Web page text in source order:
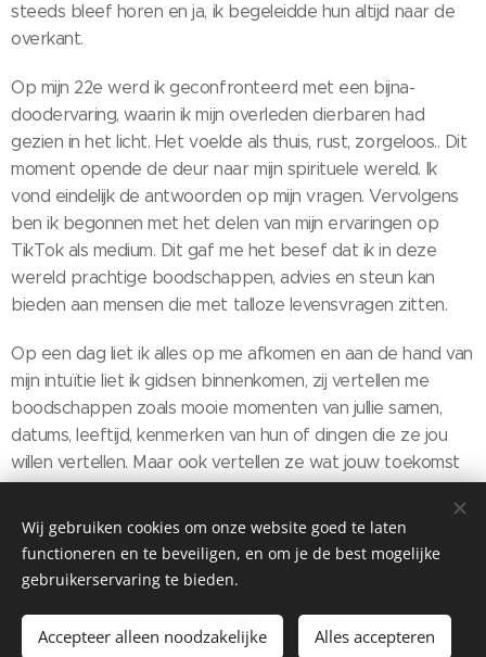
steeds bleef horen en ja, ik begeleidde hun altijd naar de
overkant.
Op mijn 22e werd ik geconfronteerd met een bijna-
doodervaring, waarin ik mijn overleden dierbaren had
gezien in het licht. Het voelde als thuis, rust, zorgeloos.. Dit
moment opende de deur naar mijn spirituele wereld. Ik
vond eindelijk de antwoorden op mijn vragen. Vervolgens
ben ik begonnen met het delen van mijn ervaringen op
TikTok als medium. Dit gaf me het besef dat ik in deze
wereld prachtige boodschappen, advies en steun kan
bieden aan mensen die met talloze levensvragen zitten.
Op een dag liet ik alles op me afkomen en aan de hand van
mijn intuïtie liet ik gidsen binnenkomen, zij vertellen me
boodschappen zoals mooie momenten van jullie samen,
datums, leeftijd, kenmerken van hun of dingen die ze jou
willen vertellen. Maar ook vertellen ze wat jouw toekomst
nog te wachten staat. Ik ben de boodschapper van jullie
communicatie, en laat ik jullie warmte, energie en
momenten herbeleven of ga ik samen met jullie naar het
proces van loslaten, afscheid nemen en accepteren.
Wij gebruiken cookies om onze website goed te laten
functioneren en te beveiligen, en om je de best mogelijke
gebruikerservaring te bieden.
Accepteer alleen noodzakelijke Alles accepteren